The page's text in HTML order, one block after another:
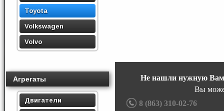
Toyota
Volkswagen
Volvo
Агрегаты
Двигатели
Не нашли нужную Вам
Вы
8 (863) 310-02-76